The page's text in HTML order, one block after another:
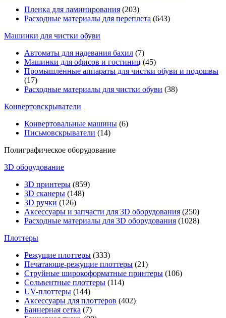
Пленка для ламинирования (203)
Расходные материалы для переплета (643)
Машинки для чистки обуви
Автоматы для надевания бахил (7)
Машинки для офисов и гостиниц (45)
Промышленные аппараты для чистки обуви и подошвы
(17)
Расходные материалы для чистки обуви (38)
Конвертовскрыватели
Конвертовальные машины (6)
Письмовскрыватели (14)
Полиграфическое оборудование
3D оборудование
3D принтеры (859)
3D сканеры (148)
3D ручки (126)
Аксессуары и запчасти для 3D оборудования (250)
Расходные материалы для 3D оборудования (1028)
Плоттеры
Режущие плоттеры (333)
Печатающе-режущие плоттеры (21)
Струйные широкоформатные принтеры (106)
Сольвентные плоттеры (114)
UV-плоттеры (144)
Аксессуары для плоттеров (402)
Баннерная сетка (7)